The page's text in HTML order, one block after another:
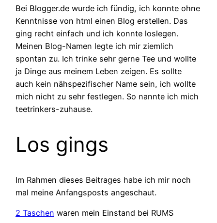
Bei Blogger.de wurde ich fündig, ich konnte ohne
Kenntnisse von html einen Blog erstellen. Das
ging recht einfach und ich konnte loslegen.
Meinen Blog-Namen legte ich mir ziemlich
spontan zu. Ich trinke sehr gerne Tee und wollte
ja Dinge aus meinem Leben zeigen. Es sollte
auch kein nähspezifischer Name sein, ich wollte
mich nicht zu sehr festlegen. So nannte ich mich
teetrinkers-zuhause.
Los gings
Im Rahmen dieses Beitrages habe ich mir noch
mal meine Anfangsposts angeschaut.
2 Taschen waren mein Einstand bei RUMS